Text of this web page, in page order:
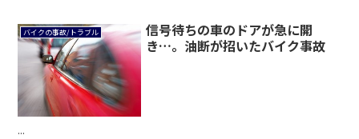
バイクの事故/トラブル
信号待ちの車のドアが急に開
き…。油断が招いたバイク事故
...